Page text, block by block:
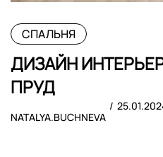
СПАЛЬНЯ
ДИЗАЙН
ПРУД
NATALYA.BUCHNEVA